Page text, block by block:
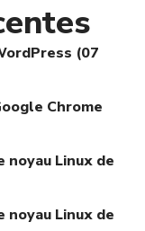
(07
Chrome
Linux de
Linux de